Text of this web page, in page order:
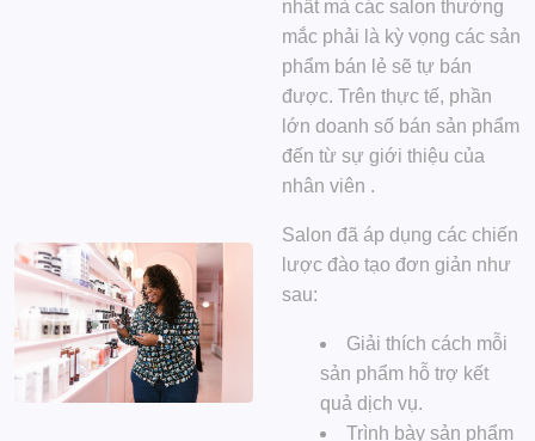
nhất mà các salon thường
mắc phải là kỳ vọng các sản
phẩm bán lẻ sẽ tự bán
được. Trên thực tế, phần
lớn doanh số bán sản phẩm
đến từ sự giới thiệu của
nhân viên .
Salon đã áp dụng các chiến
lược đào tạo đơn giản như
sau:
Giải thích cách mỗi
sản phẩm hỗ trợ kết
quả dịch vụ.
Trình bày sản phẩm